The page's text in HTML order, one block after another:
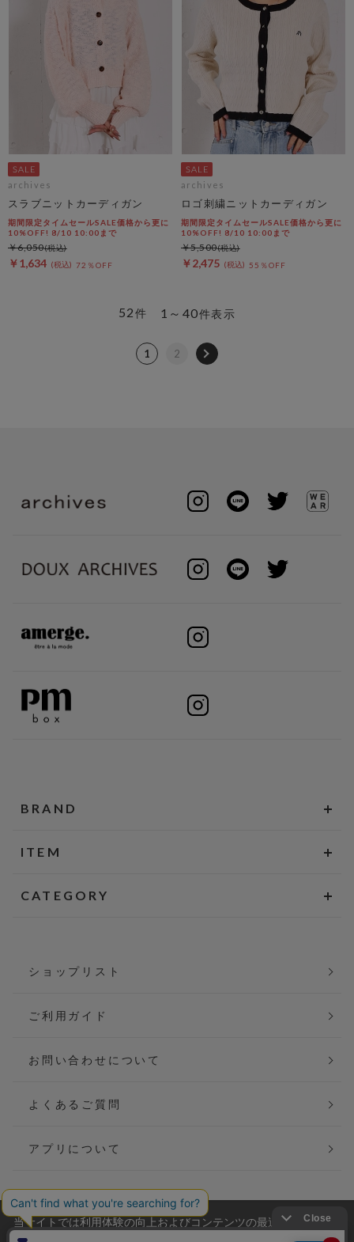
archives
スラブニットカーディガン
期間限定タイムセールSALE価格から更に
10%OFF! 8/10 10:00まで
￥1,634 72％OFF
￥6,050
archives
ロゴ刺繍ニットカーディガン
期間限定タイムセールSALE価格から更に
10%OFF! 8/10 10:00まで
￥2,475 55％OFF
￥5,500
1～40件表示
52件
1 2
BRAND
ITEM
CATEGORY
ショップリスト
ご利用ガイド
お問い合わせについて
よくあるご質問
アプリについて
会社概要
当サイトでは利用体験の向上およびコンテンツの最適な提供、ト
ラフィックの分析を目的としてCookieを使用しています。